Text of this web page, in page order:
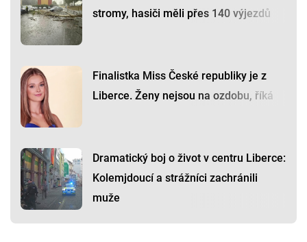
stromy, hasiči měli přes 140 výjezdů
Finalistka Miss České republiky je z
Liberce. Ženy nejsou na ozdobu, říká
Dramatický boj o život v centru Liberce:
Kolemjdoucí a strážníci zachránili
muže